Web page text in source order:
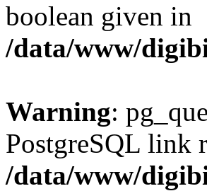
boolean given in
/data/www/
Warning:
PostgreSQL link
/data/www/